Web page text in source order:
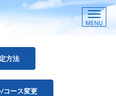
MENU
方法
コース変更